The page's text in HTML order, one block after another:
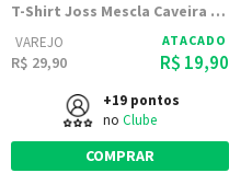
T-Shirt Joss Mescla Caveira Charuto
VAREJO
R$ 29,90
ATACADO
R$ 19,90
+19 pontos
no Clube
COMPRAR